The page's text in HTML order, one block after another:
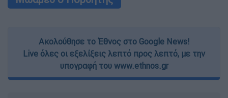
Ακολούθησε το Έθνος στο Google News!
Live όλες οι εξελίξεις λεπτό προς λεπτό, με την
υπογραφή του www.ethnos.gr